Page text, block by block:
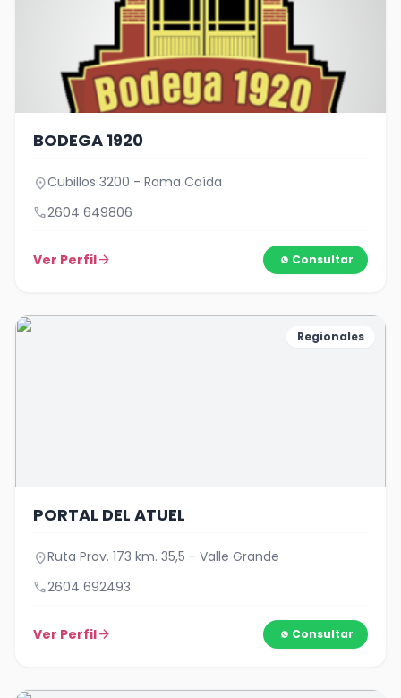
BODEGA 1920
location_onCubillos 3200 - Rama Caída
call2604 649806
Ver Perfilarrow_forward Consultar
Regionales
PORTAL DEL ATUEL
location_onRuta Prov. 173 km. 35,5 - Valle Grande
call2604 692493
Ver Perfilarrow_forward Consultar